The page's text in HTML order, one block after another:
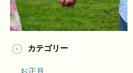
カテゴリー